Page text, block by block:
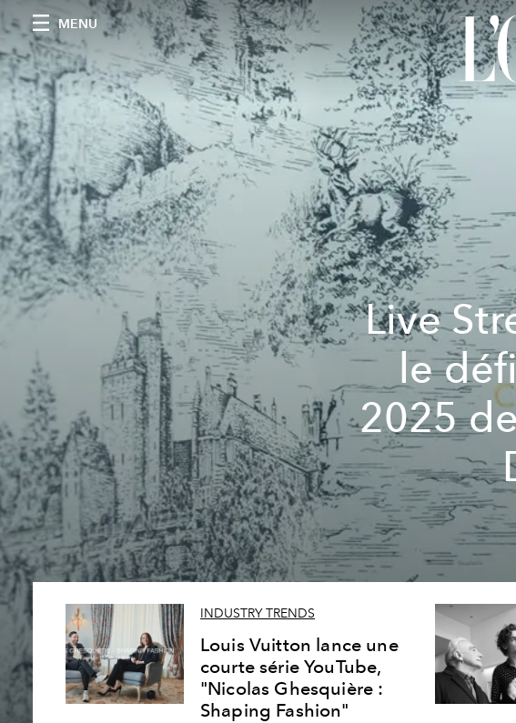
MENU
Live
le
2025
INDUSTRY TRENDS
Louis Vuitton lance une
courte série YouTube,
"Nicolas Ghesquière :
Shaping Fashion"